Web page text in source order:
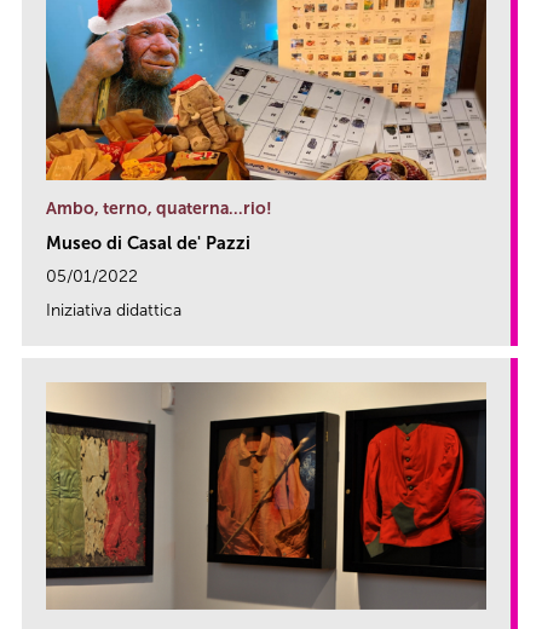
Ambo, terno, quaterna…rio!
Museo di Casal de' Pazzi
05/01/2022
Iniziativa didattica